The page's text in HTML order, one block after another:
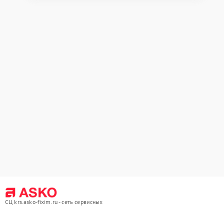
СЦ krs.asko-fixim.ru - сеть сервисных